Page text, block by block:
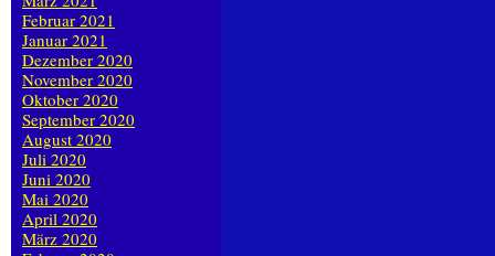
Februar 2021
Januar 2021
Dezember 2020
November 2020
Oktober 2020
September 2020
August 2020
Juli 2020
Juni 2020
Mai 2020
April 2020
März 2020